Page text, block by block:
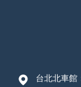
台北北車館